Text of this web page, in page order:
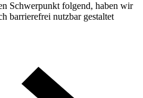
Schwerpunkt folgend, haben wir
barrierefrei nutzbar gestaltet